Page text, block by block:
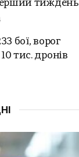
тиждень
бої, ворог
тис. дронів